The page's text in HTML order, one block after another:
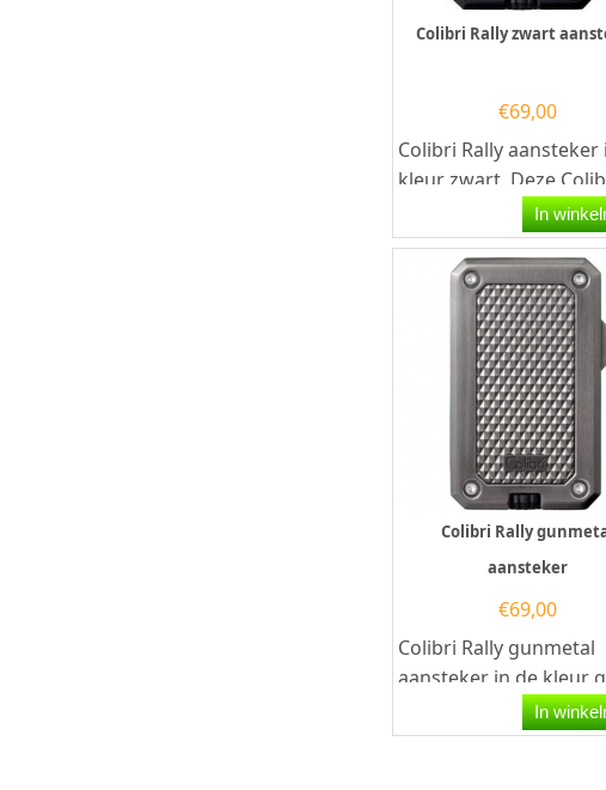
Colibri Rally zwart
€69,00
Colibri Rally aansteker
kleur zwart. Deze
aansteker heeft een
krachtige...
In
Colibri Rally
aansteker
€69,00
Colibri Rally gunmetal
aansteker in de kleur
Deze Colibri
een krachtige...
In